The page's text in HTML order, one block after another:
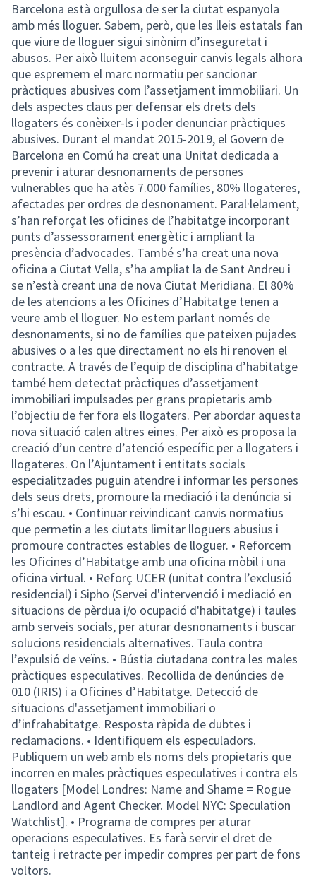
Barcelona està orgullosa de ser la ciutat espanyola
amb més lloguer. Sabem, però, que les lleis estatals fan
que viure de lloguer sigui sinònim d’inseguretat i
abusos. Per això lluitem aconseguir canvis legals alhora
que espremem el marc normatiu per sancionar
pràctiques abusives com l’assetjament immobiliari. Un
dels aspectes claus per defensar els drets dels
llogaters és conèixer-ls i poder denunciar pràctiques
abusives. Durant el mandat 2015-2019, el Govern de
Barcelona en Comú ha creat una Unitat dedicada a
prevenir i aturar desnonaments de persones
vulnerables que ha atès 7.000 famílies, 80% llogateres,
afectades per ordres de desnonament. Paral·lelament,
s’han reforçat les oficines de l’habitatge incorporant
punts d’assessorament energètic i ampliant la
presència d’advocades. També s’ha creat una nova
oficina a Ciutat Vella, s’ha ampliat la de Sant Andreu i
se n’està creant una de nova Ciutat Meridiana. El 80%
de les atencions a les Oficines d’Habitatge tenen a
veure amb el lloguer. No estem parlant només de
desnonaments, si no de famílies que pateixen pujades
abusives o a les que directament no els hi renoven el
contracte. A través de l’equip de disciplina d’habitatge
també hem detectat pràctiques d’assetjament
immobiliari impulsades per grans propietaris amb
l’objectiu de fer fora els llogaters. Per abordar aquesta
nova situació calen altres eines. Per això es proposa la
creació d’un centre d’atenció específic per a llogaters i
llogateres. On l’Ajuntament i entitats socials
especialitzades puguin atendre i informar les persones
dels seus drets, promoure la mediació i la denúncia si
s’hi escau. • Continuar reivindicant canvis normatius
que permetin a les ciutats limitar lloguers abusius i
promoure contractes estables de lloguer. • Reforcem
les Oficines d’Habitatge amb una oficina mòbil i una
oficina virtual. • Reforç UCER (unitat contra l’exclusió
residencial) i Sipho (Servei d'intervenció i mediació en
situacions de pèrdua i/o ocupació d'habitatge) i taules
amb serveis socials, per aturar desnonaments i buscar
solucions residencials alternatives. Taula contra
l’expulsió de veïns. • Bústia ciutadana contra les males
pràctiques especulatives. Recollida de denúncies de
010 (IRIS) i a Oficines d’Habitatge. Detecció de
situacions d'assetjament immobiliari o
d’infrahabitatge. Resposta ràpida de dubtes i
reclamacions. • Identifiquem els especuladors.
Publiquem un web amb els noms dels propietaris que
incorren en males pràctiques especulatives i contra els
llogaters [Model Londres: Name and Shame = Rogue
Landlord and Agent Checker. Model NYC: Speculation
Watchlist]. • Programa de compres per aturar
operacions especulatives. Es farà servir el dret de
tanteig i retracte per impedir compres per part de fons
voltors.